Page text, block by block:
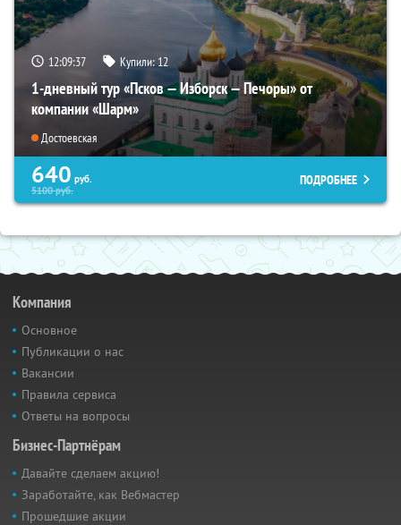
12:09:35 Купили:12
1-дневный тур «Псков — Изборск — Печоры» от
компании «Шарм»
Достоевская
640 руб.
5100руб.
ПОДРОБНЕЕ
Компания
Основное
Публикации о нас
Вакансии
Правила сервиса
Ответы на вопросы
Бизнес-Партнёрам
Давайте сделаем акцию!
Заработайте, как Вебмастер
Прошедшие акции